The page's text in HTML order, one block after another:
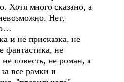
Хотя много сказано, а
Нет,
и не присказка, не
фантастика, не
не повесть, не роман, а
все рамки и